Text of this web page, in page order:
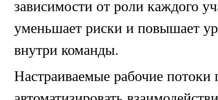
зависимости от роли каждого
уменьшает риски и повышает
внутри команды.
Настраиваемые рабочие потоки